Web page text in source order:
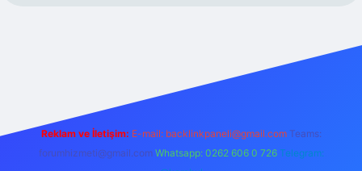
Reklam ve İletişim: E-mail: backlinkpaneli@gmail.com Teams:
forumhizmeti@gmail.com Whatsapp: 0262 606 0 726 Telegram: